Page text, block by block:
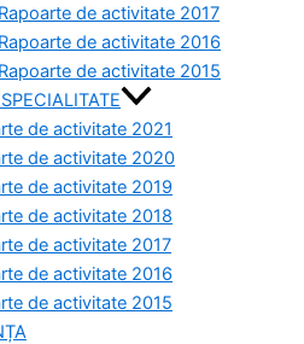
Rapoarte de activitate 2017
Rapoarte de activitate 2016
Rapoarte de activitate 2015
de activitate 2021
de activitate 2020
de activitate 2019
de activitate 2018
de activitate 2017
de activitate 2016
de activitate 2015